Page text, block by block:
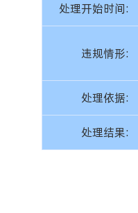
处理开始时间:
违规情形:
处理依据:
处理结果: